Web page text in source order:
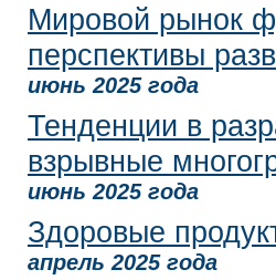
Мировой рынок
перспективы
июнь 2025 года
Тенденции в
взрывные
июнь 2025 года
Здоровые
апрель 2025 года